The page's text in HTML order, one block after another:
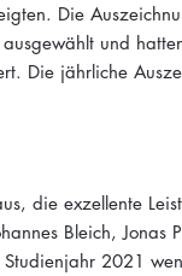
Die
und
Die jährliche
die exzellente
Bleich, Jonas
2021